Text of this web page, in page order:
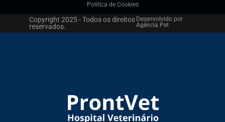
Política de Cookies
Copyright 2025 - Todos os direitos
reservados.
Desenvolvido por
Agência Pet